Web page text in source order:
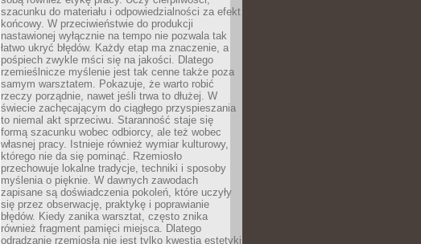
szacunku do materiału i odpowiedzialności za efekt
końcowy. W przeciwieństwie do produkcji
nastawionej wyłącznie na tempo nie pozwala tak
łatwo ukryć błędów. Każdy etap ma znaczenie, a
pośpiech zwykle mści się na jakości. Dlatego
rzemieślnicze myślenie jest tak cenne także poza
samym warsztatem. Pokazuje, że warto robić
rzeczy porządnie, nawet jeśli trwa to dłużej. W
świecie zachęcającym do ciągłego przyspieszania
to niemal akt sprzeciwu. Staranność staje się
formą szacunku wobec odbiorcy, ale też wobec
własnej pracy. Istnieje również wymiar kulturowy,
którego nie da się pominąć. Rzemiosło
przechowuje lokalne tradycje, techniki i sposoby
myślenia o pięknie. W dawnych zawodach
zapisane są doświadczenia pokoleń, które uczyły
się przez obserwację, praktykę i poprawianie
błędów. Kiedy zanika warsztat, często znika
również fragment pamięci miejsca. Dlatego
odradzanie rzemiosła nie jest tylko kwestią estetyki